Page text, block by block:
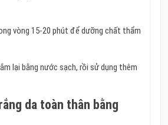
vòng 15-20 phút để dưỡng chất thẩm
lại bằng nước sạch, rồi sử dụng thêm
da toàn thân bằng